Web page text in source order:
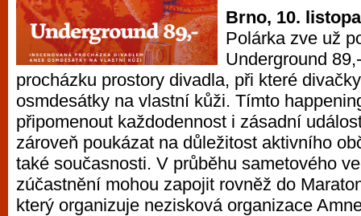
Brno, 10.
Polárka zve už
Underground
procházku prostory divadla, při které
osmdesátky na vlastní kůži. Tímto
připomenout každodennost i zásadní
zároveň poukázat na důležitost aktivního
také současnosti. V průběhu sametového
zúčastnění mohou zapojit rovněž do
který organizuje nezisková organizace